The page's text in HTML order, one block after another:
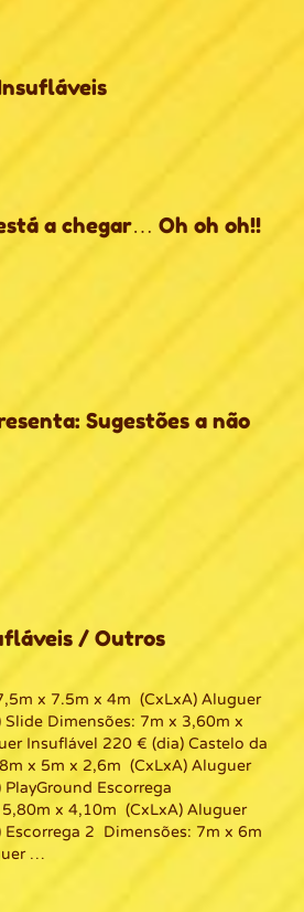
a chegar… Oh oh oh!!
Sugestões a não
/ Outros
x 7.5m x 4m (CxLxA) Aluguer
Dimensões: 7m x 3,60m x
Insuflável 220 € (dia) Castelo da
x 5m x 2,6m (CxLxA) Aluguer
Escorrega
x 4,10m (CxLxA) Aluguer
2 Dimensões: 7m x 6m
…